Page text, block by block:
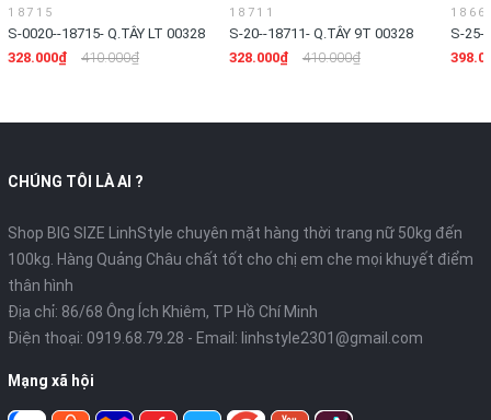
18715
S-0020--18715- Q.TÂY LT 00328
328.000₫
410.000₫
18711
S-20--18711- Q.TÂY 9T 00328
328.000₫
410.000₫
S-
CHÚNG TÔI LÀ AI ?
Shop BIG SIZE LinhStyle chuyên mặt hàng thời trang nữ 50kg đến
100kg. Hàng Quảng Châu chất tốt cho chị em che mọi khuyết điểm
thân hình
Địa chỉ: 86/68 Ông Ích Khiêm, TP Hồ Chí Minh
Điện thoại: 0919.68.79.28 - Email: linhstyle2301@gmail.com
Mạng xã hội